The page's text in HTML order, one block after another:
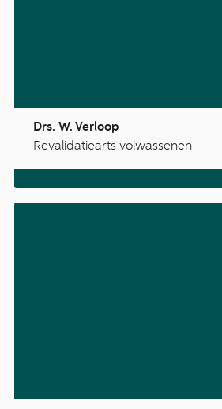
Drs. W. Verloop
Revalidatiearts volwassenen